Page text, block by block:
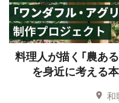
料理人が描く「農あ
を身近に考える
和